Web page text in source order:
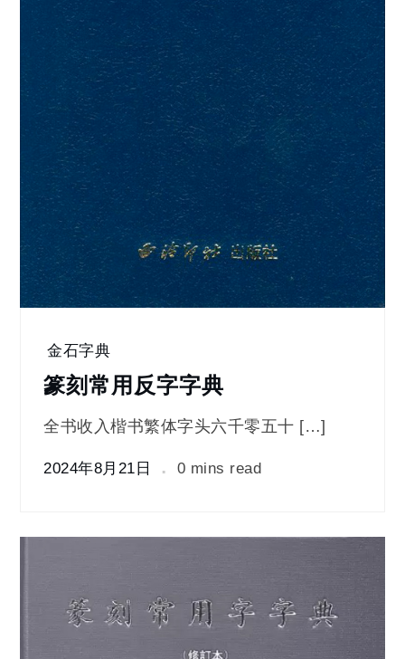
金石字典
篆刻常用反字字典
全书收入楷书繁体字头六千零五十 […]
2024年8月21日 0 mins read